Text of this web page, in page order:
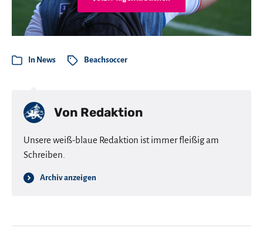
In News Beachsoccer
Von Redaktion
Unsere weiß-blaue Redaktion ist immer fleißig am
Schreiben.
Archiv anzeigen